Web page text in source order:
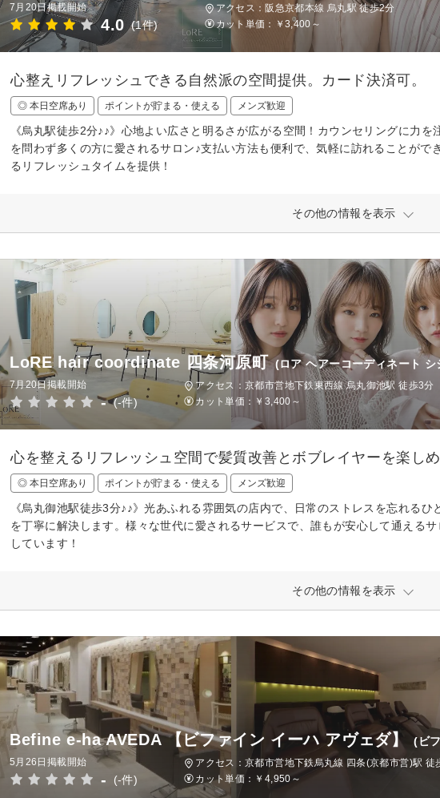
7月20日掲載開始
4.0 (1件)
アクセス：阪急京都本線 烏丸駅 徒歩2分
カット単価：
￥3,400～
心整えリフレッシュできる自然派の空間提供。カード決済可。
◎ 本日空席あり ポイントが貯まる・使える メンズ歓迎
《烏丸駅徒歩2分♪♪》心地よい広さと明るさが広がる空間！カウンセリングに力
を問わず多くの方に愛されるサロン♪支払い方法も便利で、気軽に訪れることが
るリフレッシュタイムを提供！
その他の情報を表示
LoRE hair coordinate 四条河原町 (ロア ヘアーコーディネート
7月20日掲載開始
- (-件)
アクセス：京都市営地下鉄東西線 烏丸御池駅 徒歩3分
カット単価： ￥3,400～
心を整えるリフレッシュ空間で髪質改善とボブレイヤーを楽し
◎ 本日空席あり ポイントが貯まる・使える メンズ歓迎
《烏丸御池駅徒歩3分♪♪》光あふれる雰囲気の店内で、日常のストレスを忘れる
を丁寧に解決します。様々な世代に愛されるサービスで、誰もが安心して通える
しています！
その他の情報を表示
Befine e-ha AVEDA 【ビファイン イーハ アヴェダ】 (ビ
5月26日掲載開始
- (-件)
アクセス：京都市営地下鉄烏丸線 四条(京都市営)駅 徒
カット単価： ￥4,950～